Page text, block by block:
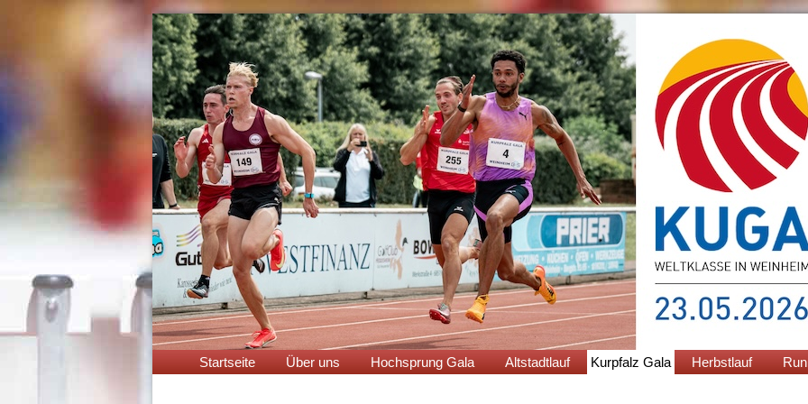
Navigation
überspringen
Startseite Über uns Hochsprung Gala Altstadtlauf Kurpfalz Gala Herbstlauf